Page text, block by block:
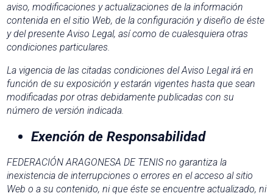
aviso, modificaciones y actualizaciones de la información
contenida en el sitio Web, de la configuración y diseño de éste
y del presente Aviso Legal, así como de cualesquiera otras
condiciones particulares.
La vigencia de las citadas condiciones del Aviso Legal irá en
función de su exposición y estarán vigentes hasta que sean
modificadas por otras debidamente publicadas con su
número de versión indicada.
Exención de Responsabilidad
FEDERACIÓN ARAGONESA DE TENIS no garantiza la
inexistencia de interrupciones o errores en el acceso al sitio
Web o a su contenido, ni que éste se encuentre actualizado, ni